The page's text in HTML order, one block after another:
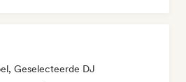
Geselecteerde DJ